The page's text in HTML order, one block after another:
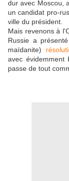
dur avec Moscou,
un candidat pro-
ville du président.
Mais revenons à
Russie a
maïdanite)
avec évidemment
passe de tout